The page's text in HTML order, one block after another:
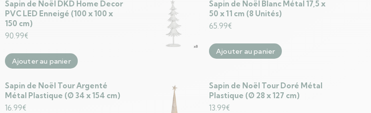
Sapin de Noël DKD Home Decor
PVC LED Enneigé (100 x 100 x
150 cm)
90.99€
Ajouter au panier
Sapin de Noël Blanc Métal 17,5 x
50 x 11 cm (8 Unités)
65.99€
Ajouter au panier
Sapin de Noël Tour Argenté
Métal Plastique (Ø 34 x 154 cm)
16.99€
Sapin de Noël Tour Doré Métal
Plastique (Ø 28 x 127 cm)
13.99€